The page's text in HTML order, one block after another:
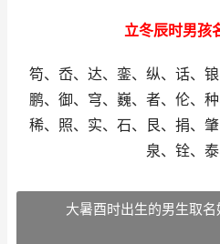
立冬辰时男孩
笱、岙、达、銮、纵、话、
鹏、御、穹、巍、者、伦、
稀、照、实、石、艮、捐、
泉、铨、泰
大暑酉时出生的男生取